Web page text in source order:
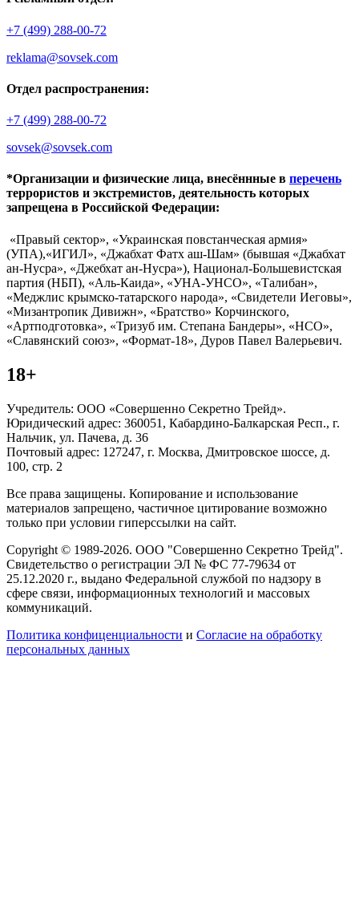
+7 (499) 288-00-72
reklama@sovsek.com
Отдел распространения:
+7 (499) 288-00-72
sovsek@sovsek.com
*Организации и физические лица, внесённные в перечень
террористов и экстремистов, деятельность которых
запрещена в Российской Федерации:
«Правый сектор», «Украинская повстанческая армия»
(УПА),«ИГИЛ», «Джабхат Фатх аш-Шам» (бывшая «Джабхат
ан-Нусра», «Джебхат ан-Нусра»), Национал-Большевистская
партия (НБП), «Аль-Каида», «УНА-УНСО», «Талибан»,
«Меджлис крымско-татарского народа», «Свидетели Иеговы»,
«Мизантропик Дивижн», «Братство» Корчинского,
«Артподготовка», «Тризуб им. Степана Бандеры», «НСО»,
«Славянский союз», «Формат-18», Дуров Павел Валерьевич.
18+
Учредитель: ООО «Совершенно Секретно Трейд».
Юридический адрес: 360051, Кабардино-Балкарская Респ., г.
Нальчик, ул. Пачева, д. 36
Почтовый адрес: 127247, г. Москва, Дмитровское шоссе, д.
100, стр. 2
Все права защищены. Копирование и использование
материалов запрещено, частичное цитирование возможно
только при условии гиперссылки на сайт.
Copyright © 1989-2026. ООО "Совершенно Секретно Трейд".
Свидетельство о регистрации ЭЛ № ФС 77-79634 от
25.12.2020 г., выдано Федеральной службой по надзору в
сфере связи, информационных технологий и массовых
коммуникаций.
Политика конфиценциальности и Согласие на обработку
персональных данных